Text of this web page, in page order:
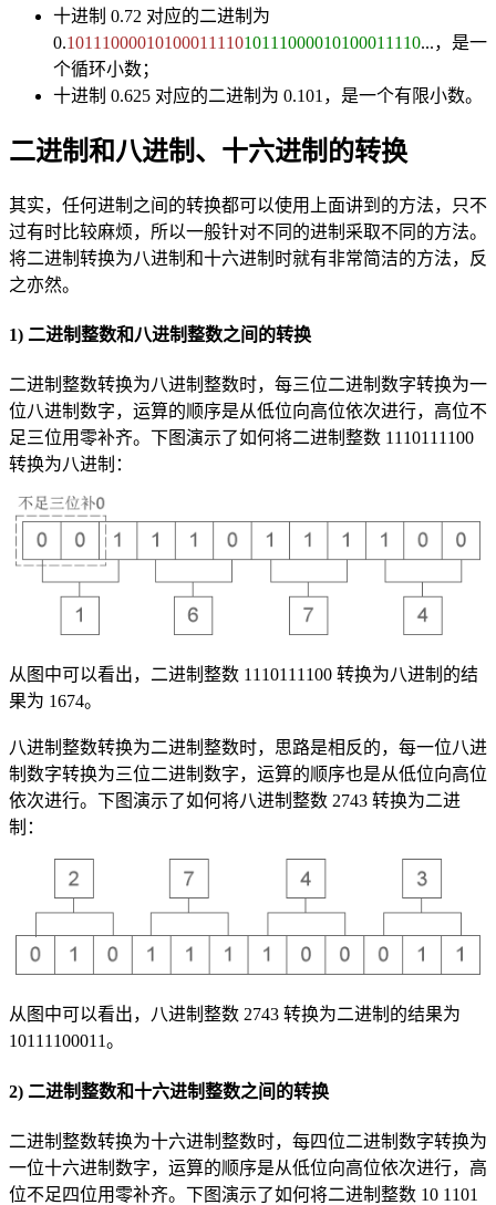
十进制 0.72 对应的二进制为
0.1011100001010001111010111000010100011110...，是一
个循环小数；
十进制 0.625 对应的二进制为 0.101，是一个有限小数。
二进制和八进制、十六进制的转换
其实，任何进制之间的转换都可以使用上面讲到的方法，只不
过有时比较麻烦，所以一般针对不同的进制采取不同的方法。
将二进制转换为八进制和十六进制时就有非常简洁的方法，反
之亦然。
1) 二进制整数和八进制整数之间的转换
二进制整数转换为八进制整数时，每三位二进制数字转换为一
位八进制数字，运算的顺序是从低位向高位依次进行，高位不
足三位用零补齐。下图演示了如何将二进制整数 1110111100
转换为八进制：
从图中可以看出，二进制整数 1110111100 转换为八进制的结
果为 1674。
八进制整数转换为二进制整数时，思路是相反的，每一位八进
制数字转换为三位二进制数字，运算的顺序也是从低位向高位
依次进行。下图演示了如何将八进制整数 2743 转换为二进
制：
从图中可以看出，八进制整数 2743 转换为二进制的结果为
10111100011。
2) 二进制整数和十六进制整数之间的转换
二进制整数转换为十六进制整数时，每四位二进制数字转换为
一位十六进制数字，运算的顺序是从低位向高位依次进行，高
位不足四位用零补齐。下图演示了如何将二进制整数 10 1101